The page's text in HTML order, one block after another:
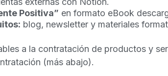
Positiva” en formato eBook
blog, newsletter y materiales
a la contratación de productos y
(más abajo).